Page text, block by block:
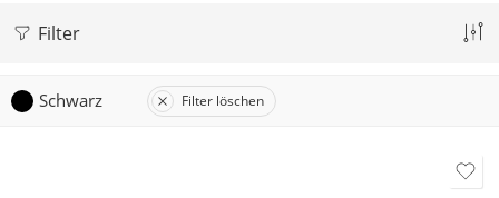
Filter
Schwarz Filter löschen